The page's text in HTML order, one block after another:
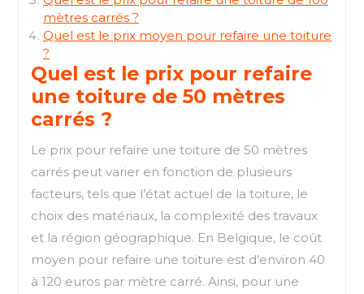
mètres carrés ?
Quel est le prix moyen pour refaire une toiture
?
Quel est le prix pour refaire
une toiture de 50 mètres
carrés ?
Le prix pour refaire une toiture de 50 mètres
carrés peut varier en fonction de plusieurs
facteurs, tels que l’état actuel de la toiture, le
choix des matériaux, la complexité des travaux
et la région géographique. En Belgique, le coût
moyen pour refaire une toiture est d’environ 40
à 120 euros par mètre carré. Ainsi, pour une